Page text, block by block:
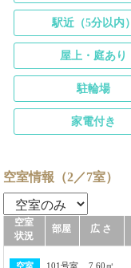
駅近（5分以内）
屋上・庭あり
駐輪場
家電付き
空室情報（2／7室）
空室
状況
部屋 広 さ
空室 101号室 7.60㎡